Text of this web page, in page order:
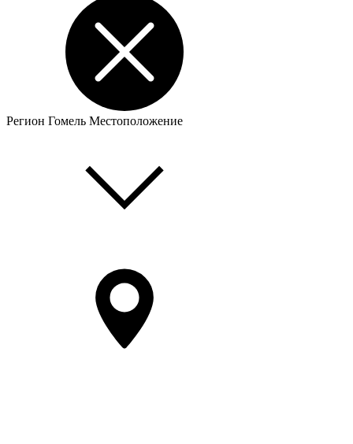
Регион Гомель Местоположение